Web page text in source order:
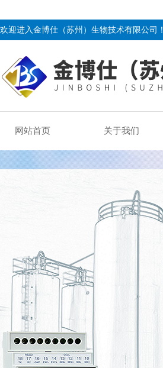
欢迎进入金博仕（苏州）生物技术有限公司！
网站首页 关于我们